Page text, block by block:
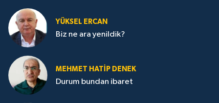
YÜKSEL ERCAN
Biz ne ara yenildik?
MEHMET HATİP DENEK
Durum bundan ibaret